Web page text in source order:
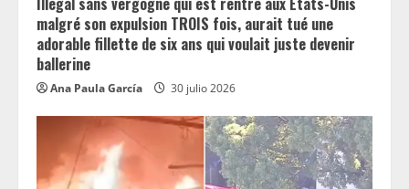
malgré son expulsion TROIS fois, aurait tué une
adorable fillette de six ans qui voulait juste devenir
ballerine
Ana Paula García 30 julio 2026